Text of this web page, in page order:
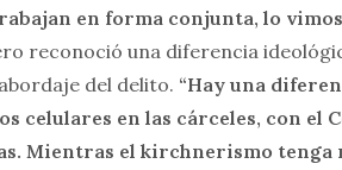
en forma conjunta, lo
reconoció una diferencia
del delito. “Hay una
celulares en las cárceles, con el
Mientras el kirchnerismo tenga